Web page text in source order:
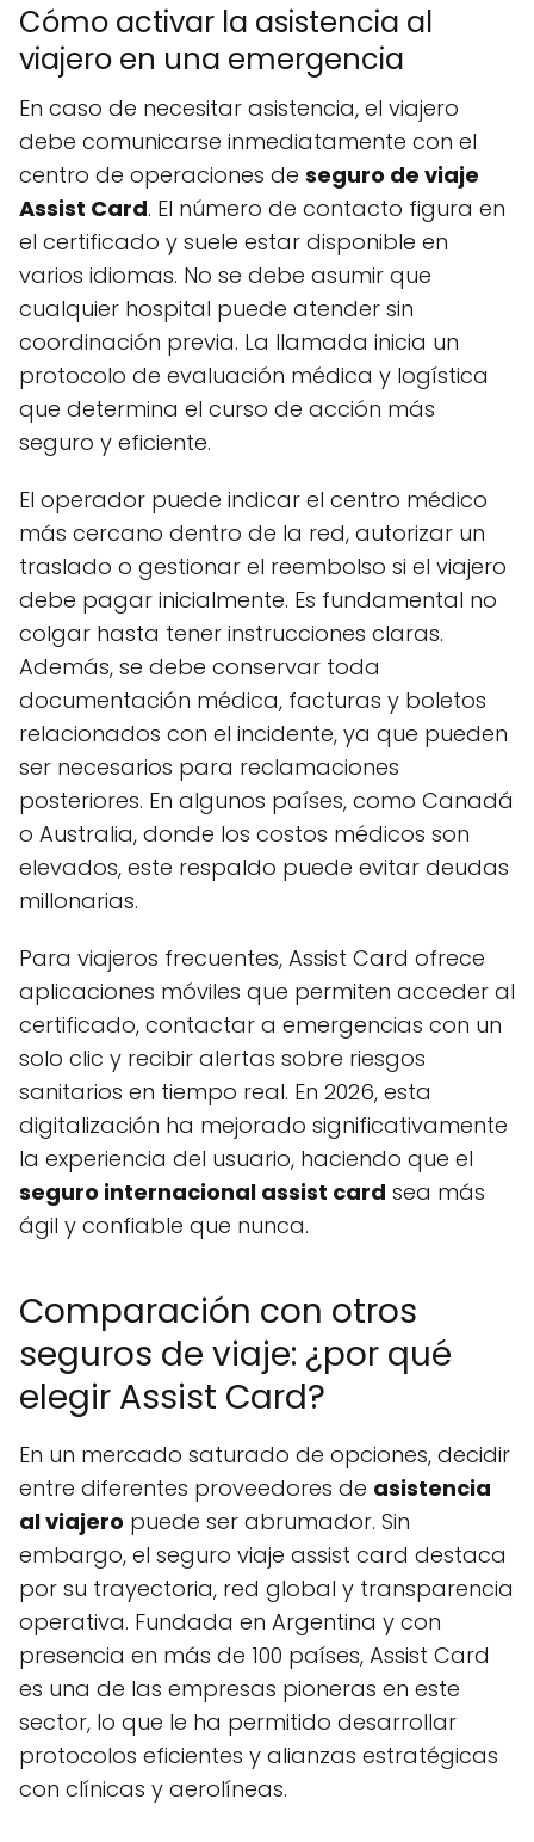
Cómo activar la asistencia al
viajero en una emergencia
En caso de necesitar asistencia, el viajero
debe comunicarse inmediatamente con el
centro de operaciones de seguro de viaje
Assist Card. El número de contacto figura en
el certificado y suele estar disponible en
varios idiomas. No se debe asumir que
cualquier hospital puede atender sin
coordinación previa. La llamada inicia un
protocolo de evaluación médica y logística
que determina el curso de acción más
seguro y eficiente.
El operador puede indicar el centro médico
más cercano dentro de la red, autorizar un
traslado o gestionar el reembolso si el viajero
debe pagar inicialmente. Es fundamental no
colgar hasta tener instrucciones claras.
Además, se debe conservar toda
documentación médica, facturas y boletos
relacionados con el incidente, ya que pueden
ser necesarios para reclamaciones
posteriores. En algunos países, como Canadá
o Australia, donde los costos médicos son
elevados, este respaldo puede evitar deudas
millonarias.
Para viajeros frecuentes, Assist Card ofrece
aplicaciones móviles que permiten acceder al
certificado, contactar a emergencias con un
solo clic y recibir alertas sobre riesgos
sanitarios en tiempo real. En 2026, esta
digitalización ha mejorado significativamente
la experiencia del usuario, haciendo que el
seguro internacional assist card sea más
ágil y confiable que nunca.
Comparación con otros
seguros de viaje: ¿por qué
elegir Assist Card?
En un mercado saturado de opciones, decidir
entre diferentes proveedores de asistencia
al viajero puede ser abrumador. Sin
embargo, el seguro viaje assist card destaca
por su trayectoria, red global y transparencia
operativa. Fundada en Argentina y con
presencia en más de 100 países, Assist Card
es una de las empresas pioneras en este
sector, lo que le ha permitido desarrollar
protocolos eficientes y alianzas estratégicas
con clínicas y aerolíneas.